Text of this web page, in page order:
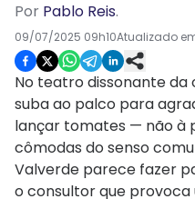
Por Pablo Reis.
09/07/2025 09h10Atualizado
No teatro dissonante da
suba ao palco para
lançar tomates — não à
cômodas do senso
Valverde parece fazer
o consultor que